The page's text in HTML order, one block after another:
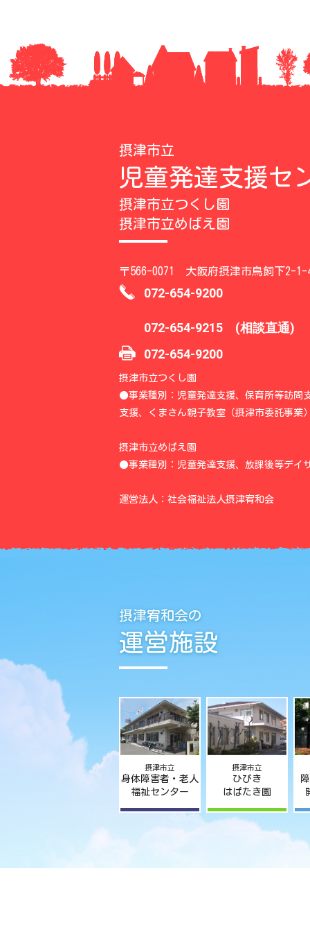
摂津市立
児童発達支援セ
摂津市立つくし園
摂津市立めばえ園
〒566-0071 大阪府摂津市鳥飼下2-1-
072-654-9200
072-654-9215 (相談直通)
072-654-9200
摂津市立つくし園
●事業種別：児童発達支援、保育所等訪問
支援、くまさん親子教室（摂津市委託事業
摂津市立めばえ園
●事業種別：児童発達支援、放課後等デイ
運営法人：社会福祉法人摂津宥和会
摂津宥和会の
運営施設
摂津市立
身体障害者・老人
福祉センター
摂津市立
ひびき
はばたき園